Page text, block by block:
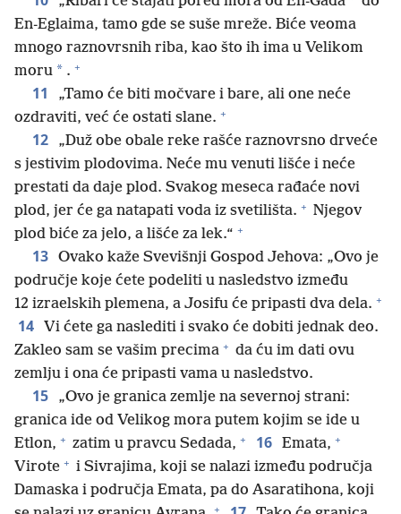
En-Eglaima, tamo gde se suše mreže. Biće veoma
mnogo raznovrsnih riba, kao što ih ima u Velikom
moru * . +
11
„Tamo će biti močvare i bare, ali one neće
ozdraviti, već će ostati slane. +
12
„Duž obe obale reke rašće raznovrsno drveće
s jestivim plodovima. Neće mu venuti lišće i neće
prestati da daje plod. Svakog meseca rađaće novi
plod, jer će ga natapati voda iz svetilišta. + Njegov
plod biće za jelo, a lišće za lek.“ +
13 Ovako kaže Svevišnji Gospod Jehova: „Ovo je
područje koje ćete podeliti u nasledstvo između
12 izraelskih plemena, a Josifu će pripasti dva dela. +
14
Vi ćete ga naslediti i svako će dobiti jednak deo.
Zakleo sam se vašim precima + da ću im dati ovu
zemlju i ona će pripasti vama u nasledstvo.
15
„Ovo je granica zemlje na severnoj strani:
granica ide od Velikog mora putem kojim se ide u
Etlon, + zatim u pravcu Sedada, + 16 Emata, +
Virote + i Sivrajima, koji se nalazi između područja
Damaska i područja Emata, pa do Asaratihona, koji
+